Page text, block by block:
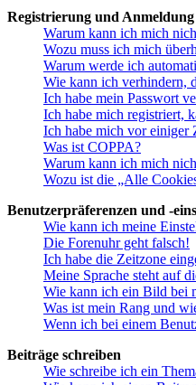
Registrierung und Anmeldung
Warum kann ich mich
Wozu muss ich mich
Warum werde ich
Wie kann ich verhindern,
Ich habe mein Passwort
Ich habe mich registriert,
Ich habe mich vor einiger
Was ist COPPA?
Warum kann ich mich
Wozu ist die „Alle
Benutzerpräferenzen und -
Wie kann ich meine
Die Forenuhr geht falsch!
Ich habe die Zeitzone
Meine Sprache steht auf
Wie kann ich ein Bild bei
Was ist mein Rang und
Wenn ich bei einem
Beiträge schreiben
Wie schreibe ich ein